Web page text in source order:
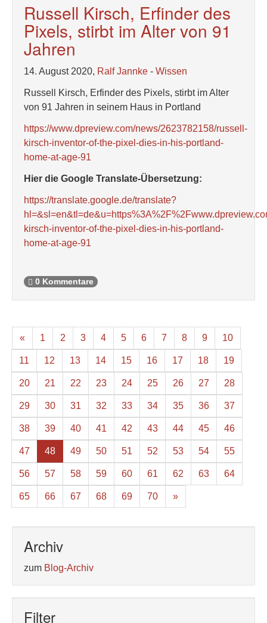
Russell Kirsch, Erfinder des
Pixels, stirbt im Alter von 91
Jahren
14. August 2020, Ralf Jannke - Wissen
Russell Kirsch, Erfinder des Pixels, stirbt im Alter
von 91 Jahren in seinem Haus in Portland
https://www.dpreview.com/news/2623782158/russell-
kirsch-inventor-of-the-pixel-dies-in-his-portland-
home-at-age-91
Hier die Google Translate-Übersetzung:
https://translate.google.de/translate?
kirsch-inventor-of-the-pixel-dies-in-his-portland-
home-at-age-91
0 Kommentare
« 1 2 3 4 5 6 7 8 9 10
11 12 13 14 15 16 17 18 19
20 21 22 23 24 25 26 27 28
29 30 31 32 33 34 35 36 37
38 39 40 41 42 43 44 45 46
47 48 49 50 51 52 53 54 55
56 57 58 59 60 61 62 63 64
65 66 67 68 69 70 »
Archiv
zum Blog-Archiv
Filter